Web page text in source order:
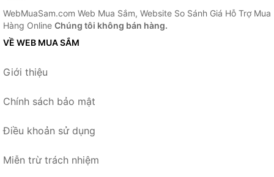
WebMuaSam.com Web Mua Sắm, Website So Sánh Giá Hỗ Trợ Mua
Hàng Online Chúng tôi không bán hàng.
VỀ WEB MUA SẮM
Giới thiệu
Chính sách bảo mật
Điều khoản sử dụng
Miễn trừ trách nhiệm